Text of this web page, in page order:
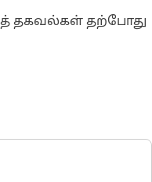
தகவல்கள் தற்போது